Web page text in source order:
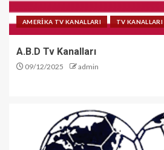
AMERİKA TV KANALLARI TV KANALLARI
A.B.D Tv Kanalları
09/12/2025 admin